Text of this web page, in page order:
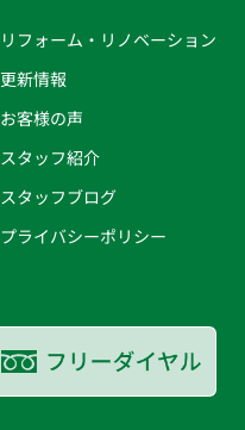
リフォーム・リノベーション
更新情報
お客様の声
スタッフ紹介
スタッフブログ
プライバシーポリシー